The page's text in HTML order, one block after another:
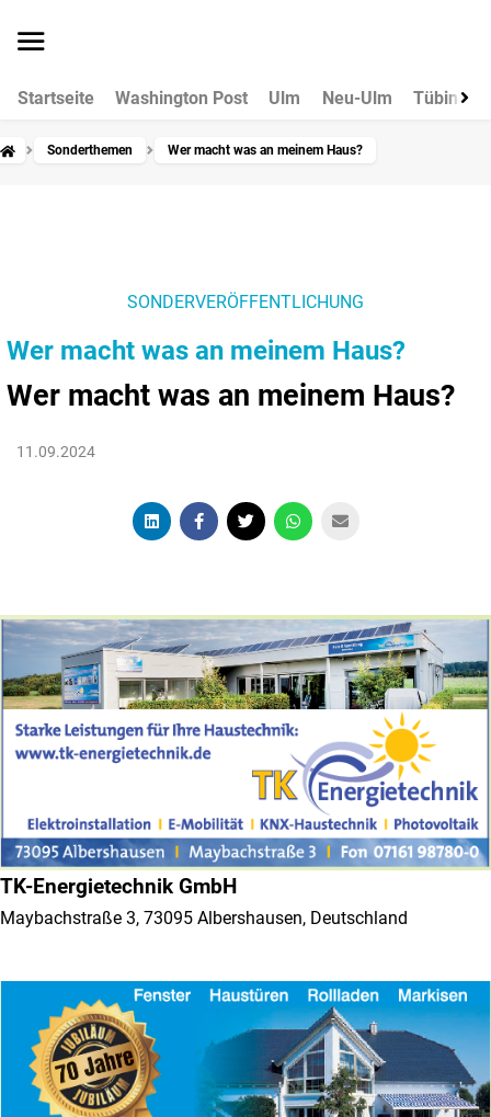
Startseite Washington Post Ulm Neu-Ulm Tübingen
Sonderthemen Wer macht was an meinem Haus?
SONDERVERÖFFENTLICHUNG
Wer macht was an meinem Haus?
Wer macht was an meinem Haus?
11.09.2024
TK-Energietechnik GmbH
Maybachstraße 3, 73095 Albershausen, Deutschland